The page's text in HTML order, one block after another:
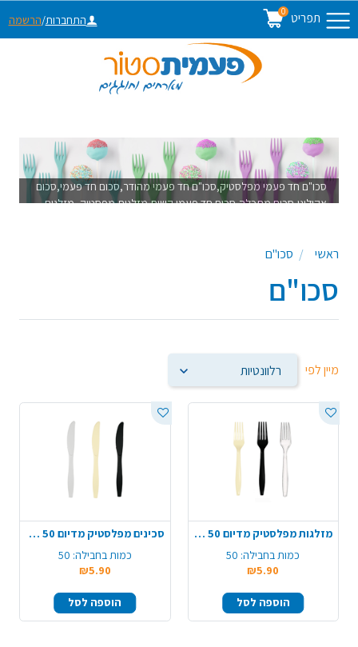
תפריט 0
התחברות/הרשמה
סכו"ם חד פעמי מפלסטיק,סכו"ם חד פעמי מהודר,סכום חד פעמי,סכום
אקולוגי,סכום מתכלה,סכום חד פעמי קשיח,מזלגות מפסטיק, מזלגות
מפלסטיק, כפיות חד פעמיות, כפיות מפלסטיק,מזלגות מתכלים,סכיניםראשי סכו"ם
סכו"ם
מיין לפי
מזלגות מפלסטיק מדיום 50 יח' - צבע משתנה
כמות בחבילה: 50
₪5.90
הוספה לסל
סכינים מפלסטיק מדיום 50 יח' - צבע משתנה
כמות בחבילה: 50
₪5.90
הוספה לסל